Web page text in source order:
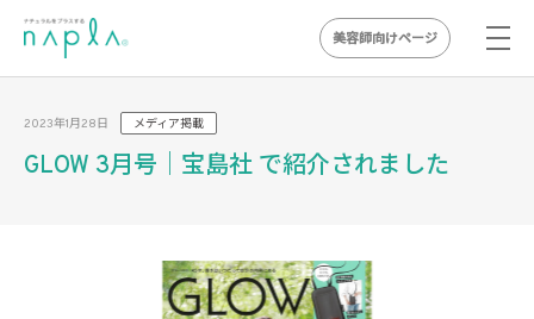
content
美容師向けページ
2023年1月28日 メディア掲載
GLOW 3月号｜宝島社 で紹介されました